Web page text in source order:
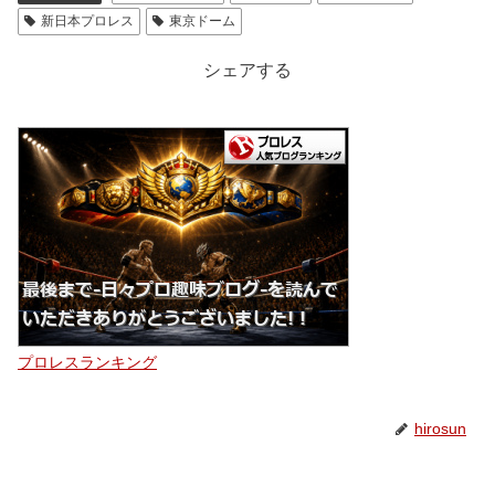
新日本プロレス
東京ドーム
シェアする
プロレスランキング
hirosun